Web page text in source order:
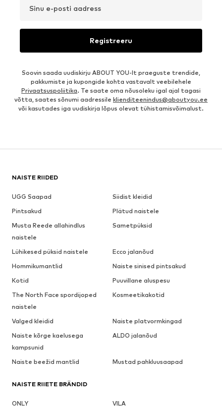
Sinu e-posti aadress
Registreeru
Soovin saada uudiskirju ABOUT YOU-lt praeguste trendide,
pakkumiste ja kupongide kohta vastavalt veebilehele
Privaatsuspoliitika. Te saate oma nõusoleku igal ajal tagasi
võtta, saates sõnumi aadressile klienditeenindus@aboutyou.ee
või kasutades iga uudiskirja lõpus olevat tühistamisvõimalust.
NAISTE RIIDED
UGG Saapad
Siidist kleidid
Pintsakud
Plätud naistele
Musta Reede allahindlus
naistele
Sametpüksid
Lühikesed püksid naistele
Ecco jalanõud
Hommikumantlid
Naiste sinised pintsakud
Kotid
Puuvillane aluspesu
The North Face spordijoped
naistele
Kosmeetikakotid
Valged kleidid
Naiste platvormkingad
Naiste kõrge kaelusega
kampsunid
ALDO jalanõud
Naiste beežid mantlid Mustad pahkluusaapad
NAISTE RIIETE BRÄNDID
ONLY
VILA